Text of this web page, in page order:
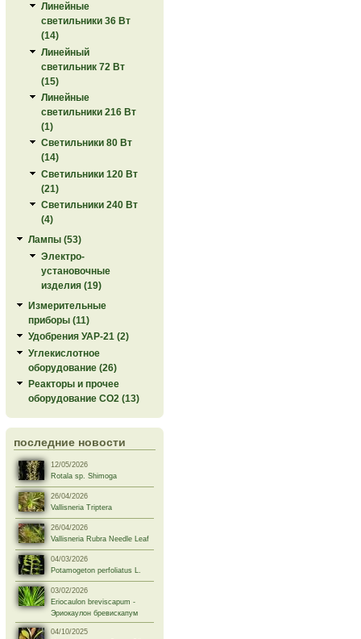
Линейные
светильники 36 Вт
(14)
Линейный
светильник 72 Вт
(15)
Линейные
светильники 216 Вт
(1)
Светильники 80 Вт
(14)
Светильники 120 Вт
(21)
Светильники 240 Вт
(4)
Лампы (53)
Электро-
установочные
изделия (19)
Измерительные
приборы (11)
Удобрения УАР-21 (2)
Углекислотное
оборудование (26)
Реакторы и прочее
оборудование СО2 (13)
последние новости
12/05/2026
Rotala sp. Shimoga
26/04/2026
Vallisneria Triptera
26/04/2026
Vallisneria Rubra Needle Leaf
04/03/2026
Potamogeton perfoliatus L.
03/02/2026
Eriocaulon breviscapum -
Эриокаулон бревискапум
04/10/2025